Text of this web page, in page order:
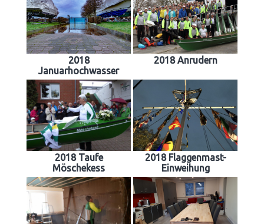
2018
Januarhochwasser
2018 Anrudern
2018 Taufe
Möschekess
2018 Flaggenmast-
Einweihung